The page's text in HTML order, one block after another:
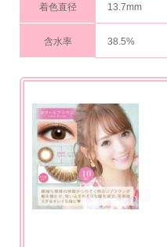
着色直径 13.7mm
含水率 38.5%